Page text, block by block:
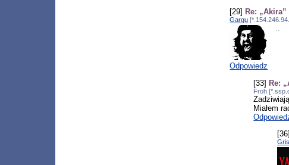
[29] Re:
Gargu
..
Odpowiedz
[33] Re:
Froh
Miałem
[36]